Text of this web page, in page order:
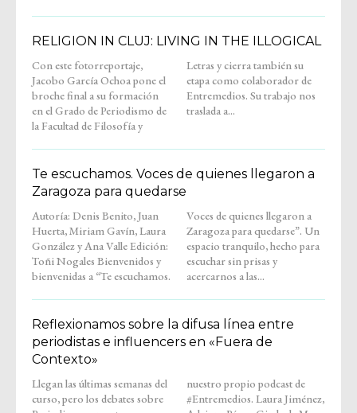
RELIGION IN CLUJ: LIVING IN THE ILLOGICAL
Con este fotorreportaje,
Jacobo García Ochoa pone el
broche final a su formación
en el Grado de Periodismo de
la Facultad de Filosofía y
Letras y cierra también su
etapa como colaborador de
Entremedios. Su trabajo nos
traslada a...
Te escuchamos. Voces de quienes llegaron a
Zaragoza para quedarse
Autoría: Denis Benito, Juan
Huerta, Miriam Gavín, Laura
González y Ana Valle Edición:
Toñi Nogales Bienvenidos y
bienvenidas a “Te escuchamos.
Voces de quienes llegaron a
Zaragoza para quedarse”. Un
espacio tranquilo, hecho para
escuchar sin prisas y
acercarnos a las...
Reflexionamos sobre la difusa línea entre
periodistas e influencers en «Fuera de
Contexto»
Llegan las últimas semanas del
curso, pero los debates sobre
nuestro propio podcast de
#Entremedios. Laura Jiménez,